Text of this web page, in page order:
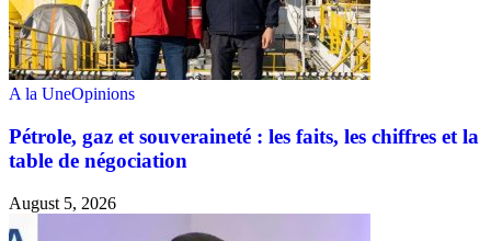
A la UneOpinions
Pétrole, gaz et souveraineté : les faits, les chiffres et la
table de négociation
August 5, 2026